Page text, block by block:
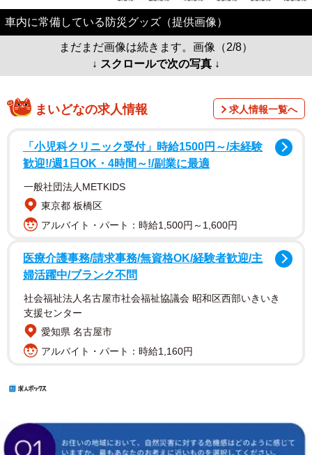
車内に常備している防災グッズ（提供画像）
まだまだ画像は続きます。画像（2/8）
↓ スクロールで次の写真 ↓
まいどなの求人情報 求人情報一覧へ
「小児科クリニック受付」時給1500円～/未経験
歓迎!/週1日OK・4時間～!/副業に最適
一般社団法人METKIDS
東京都 板橋区
アルバイト・パート：時給1,500円～1,600円
医療介護事務/請求事務/無資格OK/経験者歓迎/主
婦活躍中/ブランク不問
社会福祉法人名古屋市社会福祉協議会 昭和区西部いきいき
支援センター
愛知県 名古屋市
アルバイト・パート：時給1,160円